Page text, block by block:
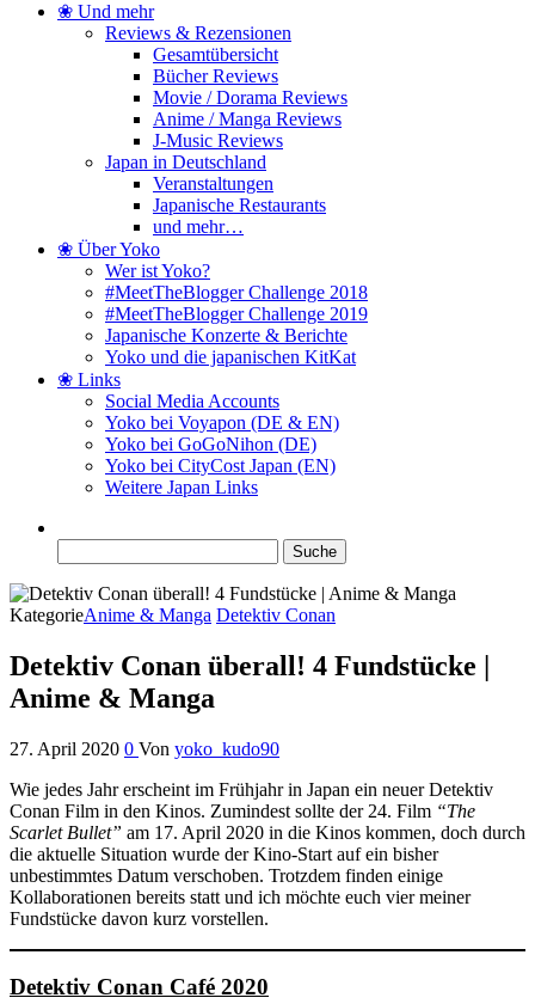
❀ Und mehr
Reviews & Rezensionen
Gesamtübersicht
Bücher Reviews
Movie / Dorama Reviews
Anime / Manga Reviews
J-Music Reviews
Japan in Deutschland
Veranstaltungen
Japanische Restaurants
und mehr…
❀ Über Yoko
Wer ist Yoko?
#MeetTheBlogger Challenge 2018
#MeetTheBlogger Challenge 2019
Japanische Konzerte & Berichte
Yoko und die japanischen KitKat
❀ Links
Social Media Accounts
Yoko bei Voyapon (DE & EN)
Yoko bei GoGoNihon (DE)
Yoko bei CityCost Japan (EN)
Weitere Japan Links
nach:
KategorieAnime & Manga Detektiv Conan
Detektiv Conan überall! 4 Fundstücke |
Anime & Manga
27. April 2020 0 Von yoko_kudo90
Wie jedes Jahr erscheint im Frühjahr in Japan ein neuer Detektiv
Conan Film in den Kinos. Zumindest sollte der 24. Film “The
Scarlet Bullet” am 17. April 2020 in die Kinos kommen, doch durch
die aktuelle Situation wurde der Kino-Start auf ein bisher
unbestimmtes Datum verschoben. Trotzdem finden einige
Kollaborationen bereits statt und ich möchte euch vier meiner
Fundstücke davon kurz vorstellen.
Detektiv Conan Café 2020